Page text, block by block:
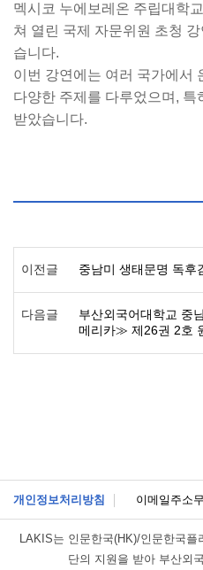
멕시코 누에보레온 주립대학
쳐 열린 국제 자문위원 초청
습니다.
이번 강연에는 여러 국가에서
다양한 주제를 다루었으며,
받았습니다.
이전글 중남미 생태문명 독후
다음글
부산외국어대학교 중
메리카≫ 제26권 2호
개인정보처리방침 이메일주소
LAKIS는 인문한국(HK)/인문한국플
단의 지원을 받아 부산외